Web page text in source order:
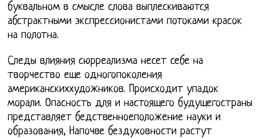
буквальном в смысле слова выплескиваются
абстрактными экспрессионистами потоками красок
на полотна.
Следы влияния сюрреализма несет себе на
творчество еще одногопоколения
американскиххудожников. Происходит упадок
морали. Опасность для и настоящего будущегостраны
представляет бедственноеположение науки и
образования, Напочве бездуховности растут